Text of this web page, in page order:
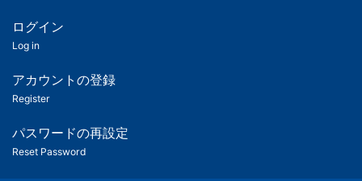
ツ
匿
名
ユ
ー
ログイン
Log in
アカウントの登録
Register
パスワードの再設定
Reset Password